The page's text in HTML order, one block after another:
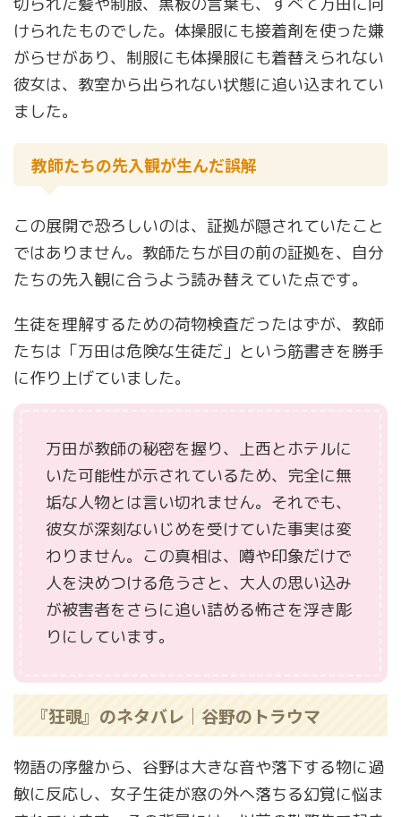
けられたものでした。体操服にも接着剤を使った嫌
がらせがあり、制服にも体操服にも着替えられない
彼女は、教室から出られない状態に追い込まれてい
ました。
教師たちの先入観が生んだ誤解
この展開で恐ろしいのは、証拠が隠されていたこと
ではありません。教師たちが目の前の証拠を、自分
たちの先入観に合うよう読み替えていた点です。
生徒を理解するための荷物検査だったはずが、教師
たちは「万田は危険な生徒だ」という筋書きを勝手
に作り上げていました。
万田が教師の秘密を握り、上西とホテルに
いた可能性が示されているため、完全に無
垢な人物とは言い切れません。それでも、
彼女が深刻ないじめを受けていた事実は変
わりません。この真相は、噂や印象だけで
人を決めつける危うさと、大人の思い込み
が被害者をさらに追い詰める怖さを浮き彫
りにしています。
『狂覗』のネタバレ｜谷野のトラウマ
物語の序盤から、谷野は大きな音や落下する物に過
敏に反応し、女子生徒が窓の外へ落ちる幻覚に悩ま